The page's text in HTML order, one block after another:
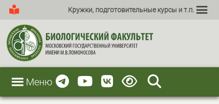
Кружки, подготовительные курсы и т.п.
Меню